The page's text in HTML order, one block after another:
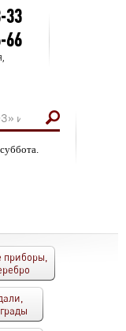
33
66
приборы,